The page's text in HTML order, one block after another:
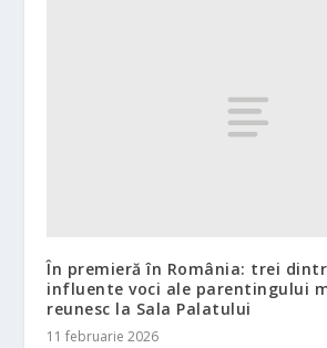
În premieră în România: trei
influente voci ale parentingului
reunesc la Sala Palatului
11 februarie 2026